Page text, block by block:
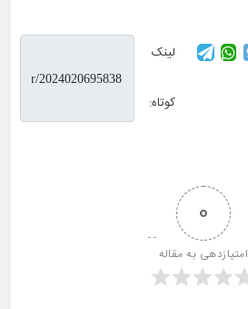
لینک
کوتاه:
0
امتیازدهی به مقاله